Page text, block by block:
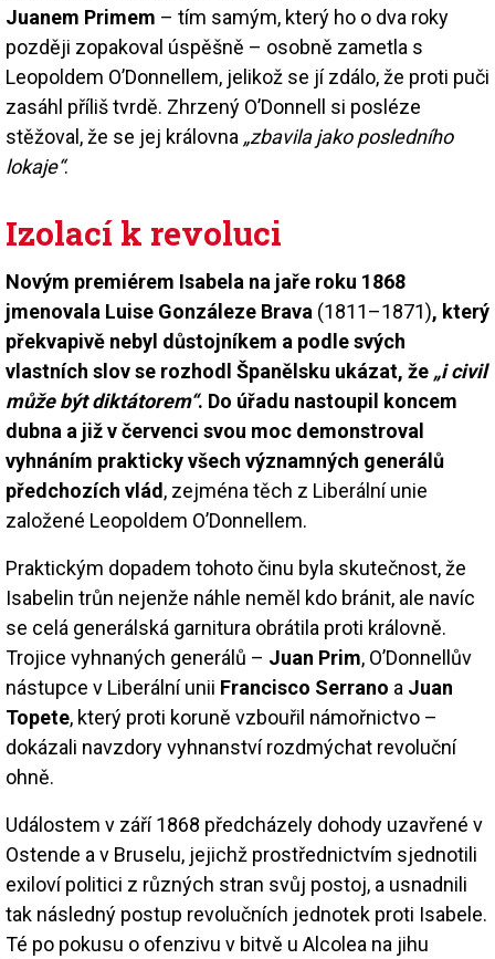
Juanem Primem – tím samým, který ho o dva roky
později zopakoval úspěšně – osobně zametla s
Leopoldem O’Donnellem, jelikož se jí zdálo, že proti puči
zasáhl příliš tvrdě. Zhrzený O’Donnell si posléze
stěžoval, že se jej královna „zbavila jako posledního
lokaje“.
Izolací k revoluci
Novým premiérem Isabela na jaře roku 1868
jmenovala Luise Gonzáleze Brava (1811–1871), který
překvapivě nebyl důstojníkem a podle svých
vlastních slov se rozhodl Španělsku ukázat, že „i civil
může být diktátorem“. Do úřadu nastoupil koncem
dubna a již v červenci svou moc demonstroval
vyhnáním prakticky všech významných generálů
předchozích vlád, zejména těch z Liberální unie
založené Leopoldem O’Donnellem.
Praktickým dopadem tohoto činu byla skutečnost, že
Isabelin trůn nejenže náhle neměl kdo bránit, ale navíc
se celá generálská garnitura obrátila proti královně.
Trojice vyhnaných generálů – Juan Prim, O’Donnellův
nástupce v Liberální unii Francisco Serrano a Juan
Topete, který proti koruně vzbouřil námořnictvo –
dokázali navzdory vyhnanství rozdmýchat revoluční
ohně.
Událostem v září 1868 předcházely dohody uzavřené v
Ostende a v Bruselu, jejichž prostřednictvím sjednotili
exiloví politici z různých stran svůj postoj, a usnadnili
tak následný postup revolučních jednotek proti Isabele.
Té po pokusu o ofenzivu v bitvě u Alcolea na jihu